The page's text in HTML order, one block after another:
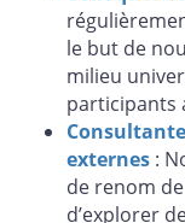
le but de
milieu
participants
externes :
de renom
d’explorer